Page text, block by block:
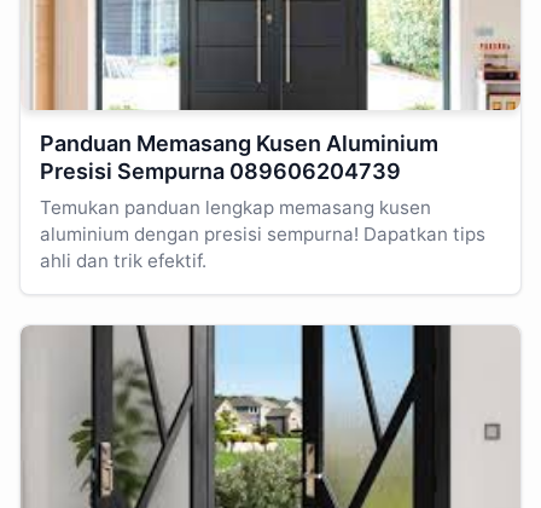
Panduan Memasang Kusen Aluminium
Presisi Sempurna 089606204739
Temukan panduan lengkap memasang kusen
aluminium dengan presisi sempurna! Dapatkan tips
ahli dan trik efektif.